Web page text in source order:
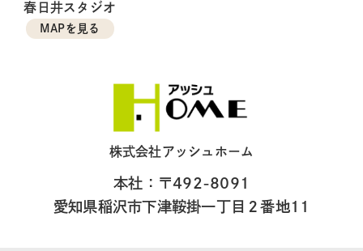
春日井スタジオ
MAPを見る
株式会社アッシュホーム
本社：〒492-8091
愛知県稲沢市下津鞍掛一丁目２番地11